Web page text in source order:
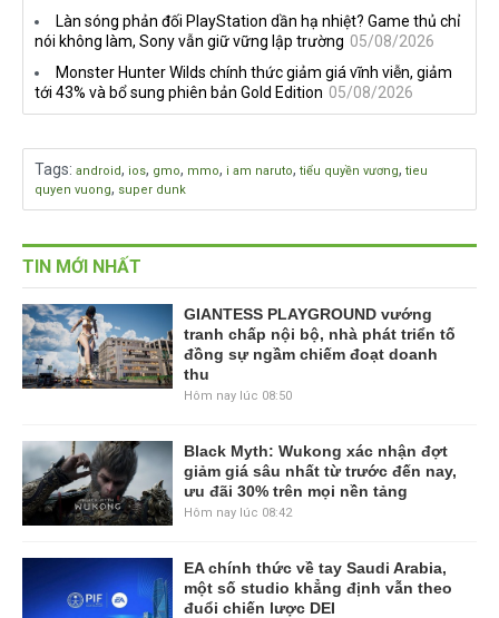
Làn sóng phản đối PlayStation dần hạ nhiệt? Game thủ chỉ
nói không làm, Sony vẫn giữ vững lập trường 05/08/2026
Monster Hunter Wilds chính thức giảm giá vĩnh viễn, giảm
tới 43% và bổ sung phiên bản Gold Edition 05/08/2026
Tags: android, ios, gmo, mmo, i am naruto, tiểu quyền vương, tieu
quyen vuong, super dunk
TIN MỚI NHẤT
GIANTESS PLAYGROUND vướng
tranh chấp nội bộ, nhà phát triển tố
đồng sự ngầm chiếm đoạt doanh
thu
Hôm nay lúc 08:50
Black Myth: Wukong xác nhận đợt
giảm giá sâu nhất từ trước đến nay,
ưu đãi 30% trên mọi nền tảng
Hôm nay lúc 08:42
EA chính thức về tay Saudi Arabia,
một số studio khẳng định vẫn theo
đuổi chiến lược DEI